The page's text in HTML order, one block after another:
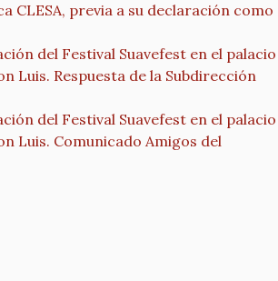
CLESA, previa a su declaración como
del Festival Suavefest en el palacio
Luis. Respuesta de la Subdirección
del Festival Suavefest en el palacio
Luis. Comunicado Amigos del